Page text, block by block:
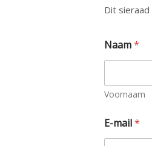
Dit
e
*
e
l
f
o
o
Naam*
Voornaam
E-mail*